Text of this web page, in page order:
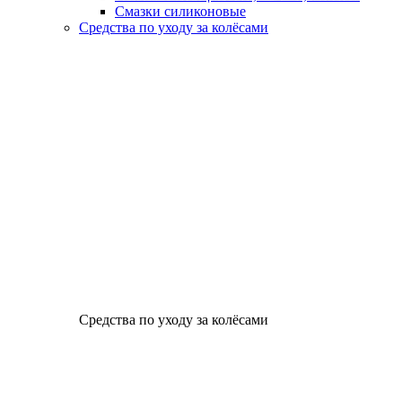
Смазки силиконовые
Средства по уходу за колёсами
Средства по уходу за колёсами